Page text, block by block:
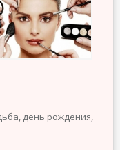
день рождения,